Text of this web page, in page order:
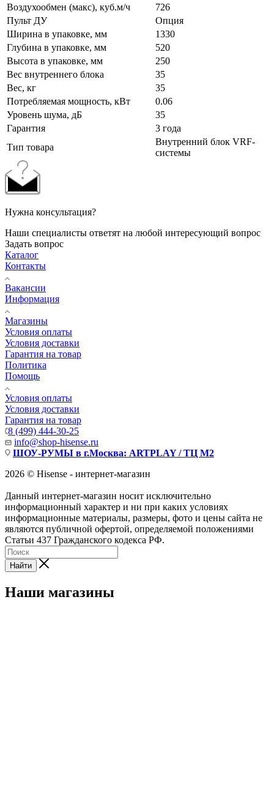
Воздухообмен (макс), куб.м/ч
726
Пульт ДУ
Опция
Ширина в упаковке, мм
1330
Глубина в упаковке, мм
520
Высота в упаковке, мм
250
Вес внутреннего блока
35
Вес, кг
35
Потребляемая мощность, кВт
0.06
Уровень шума, дБ
35
Гарантия
3 года
Тип товара
Внутренний блок VRF-
системы
Нужна консультация?
Наши специалисты ответят на любой интересующий вопрос
Задать вопрос
Каталог
Контакты
Вакансии
Информация
Магазины
Условия оплаты
Условия доставки
Гарантия на товар
Политика
Помощь
Условия оплаты
Условия доставки
Гарантия на товар
8 (499) 444-30-25
info@shop-hisense.ru
ШОУ-РУМЫ в г.Москва: ARTPLAY / ТЦ М2
2026 © Hisense - интернет-магазин
Данный интернет-магазин носит исключительно
информационный характер и ни при каких условиях
информационные материалы, размеры, фото и цены сайта не
являются публичной офертой, определяемой положениями
Статьи 437 Гражданского кодекса РФ.
Найти
Наши магазины